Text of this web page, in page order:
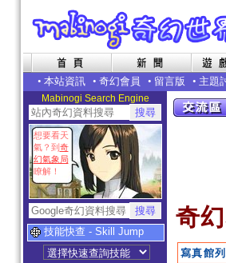
• 本站資訊 • 奇幻會員 • 留言版 • 主題
Mabinogi Search Engine
想要看天
氣？到 奇
幻氣象局
瞭解！
技能快查 - Skill Jump
奇
寫真館